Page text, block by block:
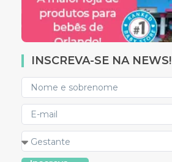
INSCREVA-SE NA NEWS!